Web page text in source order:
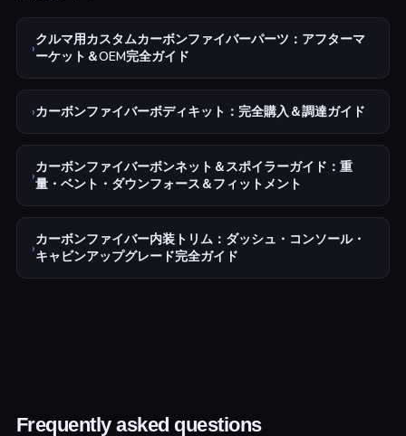
›クルマ用カスタムカーボンファイバーパーツ：アフターマ
ーケット＆OEM完全ガイド
›カーボンファイバーボディキット：完全購入＆調達ガイド
›カーボンファイバーボンネット＆スポイラーガイド：重
量・ベント・ダウンフォース＆フィットメント
›カーボンファイバー内装トリム：ダッシュ・コンソール・
キャビンアップグレード完全ガイド
Frequently asked questions